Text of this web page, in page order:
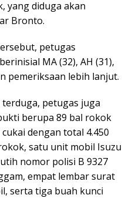
yang diduga akan
Bronto.
petugas
MA (32), AH (31),
pemeriksaan lebih lanjut.
petugas juga
berupa 89 bal rokok
dengan total 4.450
satu unit mobil Isuzu
nomor polisi B 9327
empat lembar surat
serta tiga buah kunci